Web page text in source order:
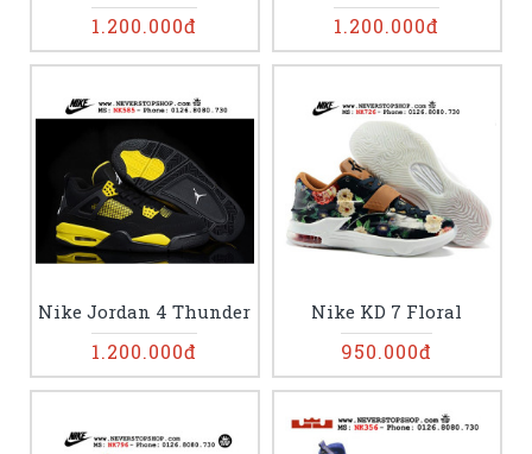
1.200.000đ 1.200.000đ
Nike Jordan 4 Thunder
1.200.000đ
Nike KD 7 Floral
950.000đ